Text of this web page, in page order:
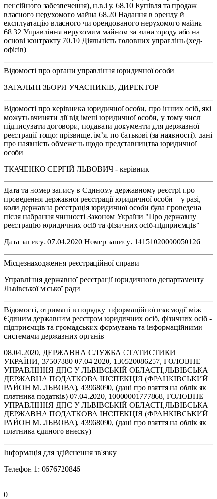
пенсійного забезпечення), н.в.і.у. 68.10 Купівля та продаж
власного нерухомого майна 68.20 Надання в оренду й
експлуатацію власного чи орендованого нерухомого майна
68.32 Управління нерухомим майном за винагороду або на
основі контракту 70.10 Діяльність головних управлінь (хед-
офісів)
Відомості про органи управління юридичної особи
ЗАГАЛЬНІ ЗБОРИ УЧАСНИКІВ, ДИРЕКТОР
Відомості про керівника юридичної особи, про інших осіб, які
можуть вчиняти дії від імені юридичної особи, у тому числі
підписувати договори, подавати документи для державної
реєстрації тощо: прізвище, ім’я, по батькові (за наявності), дані
про наявність обмежень щодо представництва юридичної
особи
ТКАЧЕНКО СЕРГІЙ ЛЬВОВИЧ - керівник
Дата та номер запису в Єдиному державному реєстрі про
проведення державної реєстрації юридичної особи – у разі,
коли державна реєстрація юридичної особи була проведена
після набрання чинності Законом України "Про державну
реєстрацію юридичних осіб та фізичних осіб-підприємців"
Дата запису: 07.04.2020 Номер запису: 14151020000050126
Місцезнаходження реєстраційної справи
Управління державної реєстрації юридичного департаменту
Львівської міської ради
Відомості, отримані в порядку інформаційної взаємодії між
Єдиним державним реєстром юридичних осіб, фізичних осіб -
підприємців та громадських формувань та інформаційними
системами державних органів
08.04.2020, ДЕРЖАВНА СЛУЖБА СТАТИСТИКИ
УКРАЇНИ, 37507880 07.04.2020, 130520086257, ГОЛОВНЕ
УПРАВЛІННЯ ДПС У ЛЬВІВСЬКІЙ ОБЛАСТІ,ЛЬВІВСЬКА
ДЕРЖАВНА ПОДАТКОВА ІНСПЕКЦІЯ (ФРАНКІВСЬКИЙ
РАЙОН М. ЛЬВОВА), 43968090, (дані про взяття на облік як
платника податків) 07.04.2020, 10000001777868, ГОЛОВНЕ
УПРАВЛІННЯ ДПС У ЛЬВІВСЬКІЙ ОБЛАСТІ,ЛЬВІВСЬКА
ДЕРЖАВНА ПОДАТКОВА ІНСПЕКЦІЯ (ФРАНКІВСЬКИЙ
РАЙОН М. ЛЬВОВА), 43968090, (дані про взяття на облік як
платника єдиного внеску)
Інформація для здійснення зв'язку
Телефон 1: 0676720846
0